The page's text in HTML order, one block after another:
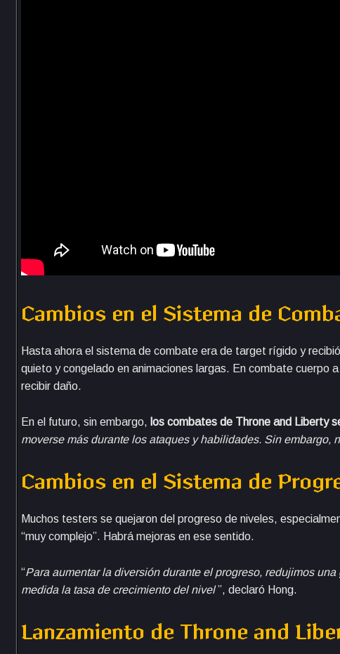
Cambios en el Sistema de
Hasta ahora el sistema de combate era de target rígido y
quieto y congelado en animaciones largas. En combate cuerpo
recibir daño.
En el futuro, sin embargo, los combates de Throne and Liberty
moverse más durante los ataques y habilidades. Sin embargo,
Cambios en el Sistema de
Muchos testers se quejaron del progreso de niveles,
“muy complejo”. Habrá mejoras en ese sentido.
“Para aumentar la diversión durante el progreso, redujimos
medida la tasa de crecimiento del nivel”, declaró Hong.
Lanzamiento de Throne and